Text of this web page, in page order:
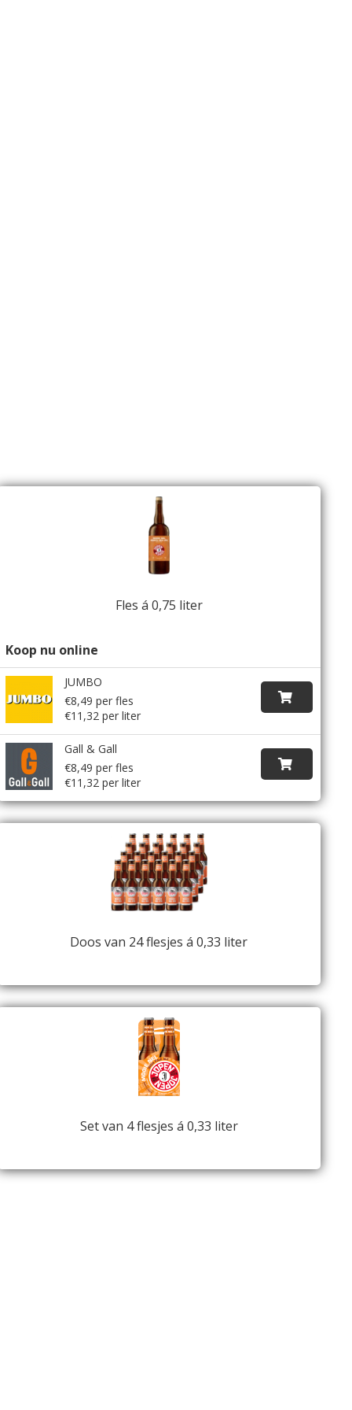
Fles á 0,75 liter
Koop nu online
JUMBO
€8,49 per fles
€11,32 per liter
Gall & Gall
€8,49 per fles
€11,32 per liter
Doos van 24 flesjes á 0,33 liter
Set van 4 flesjes á 0,33 liter